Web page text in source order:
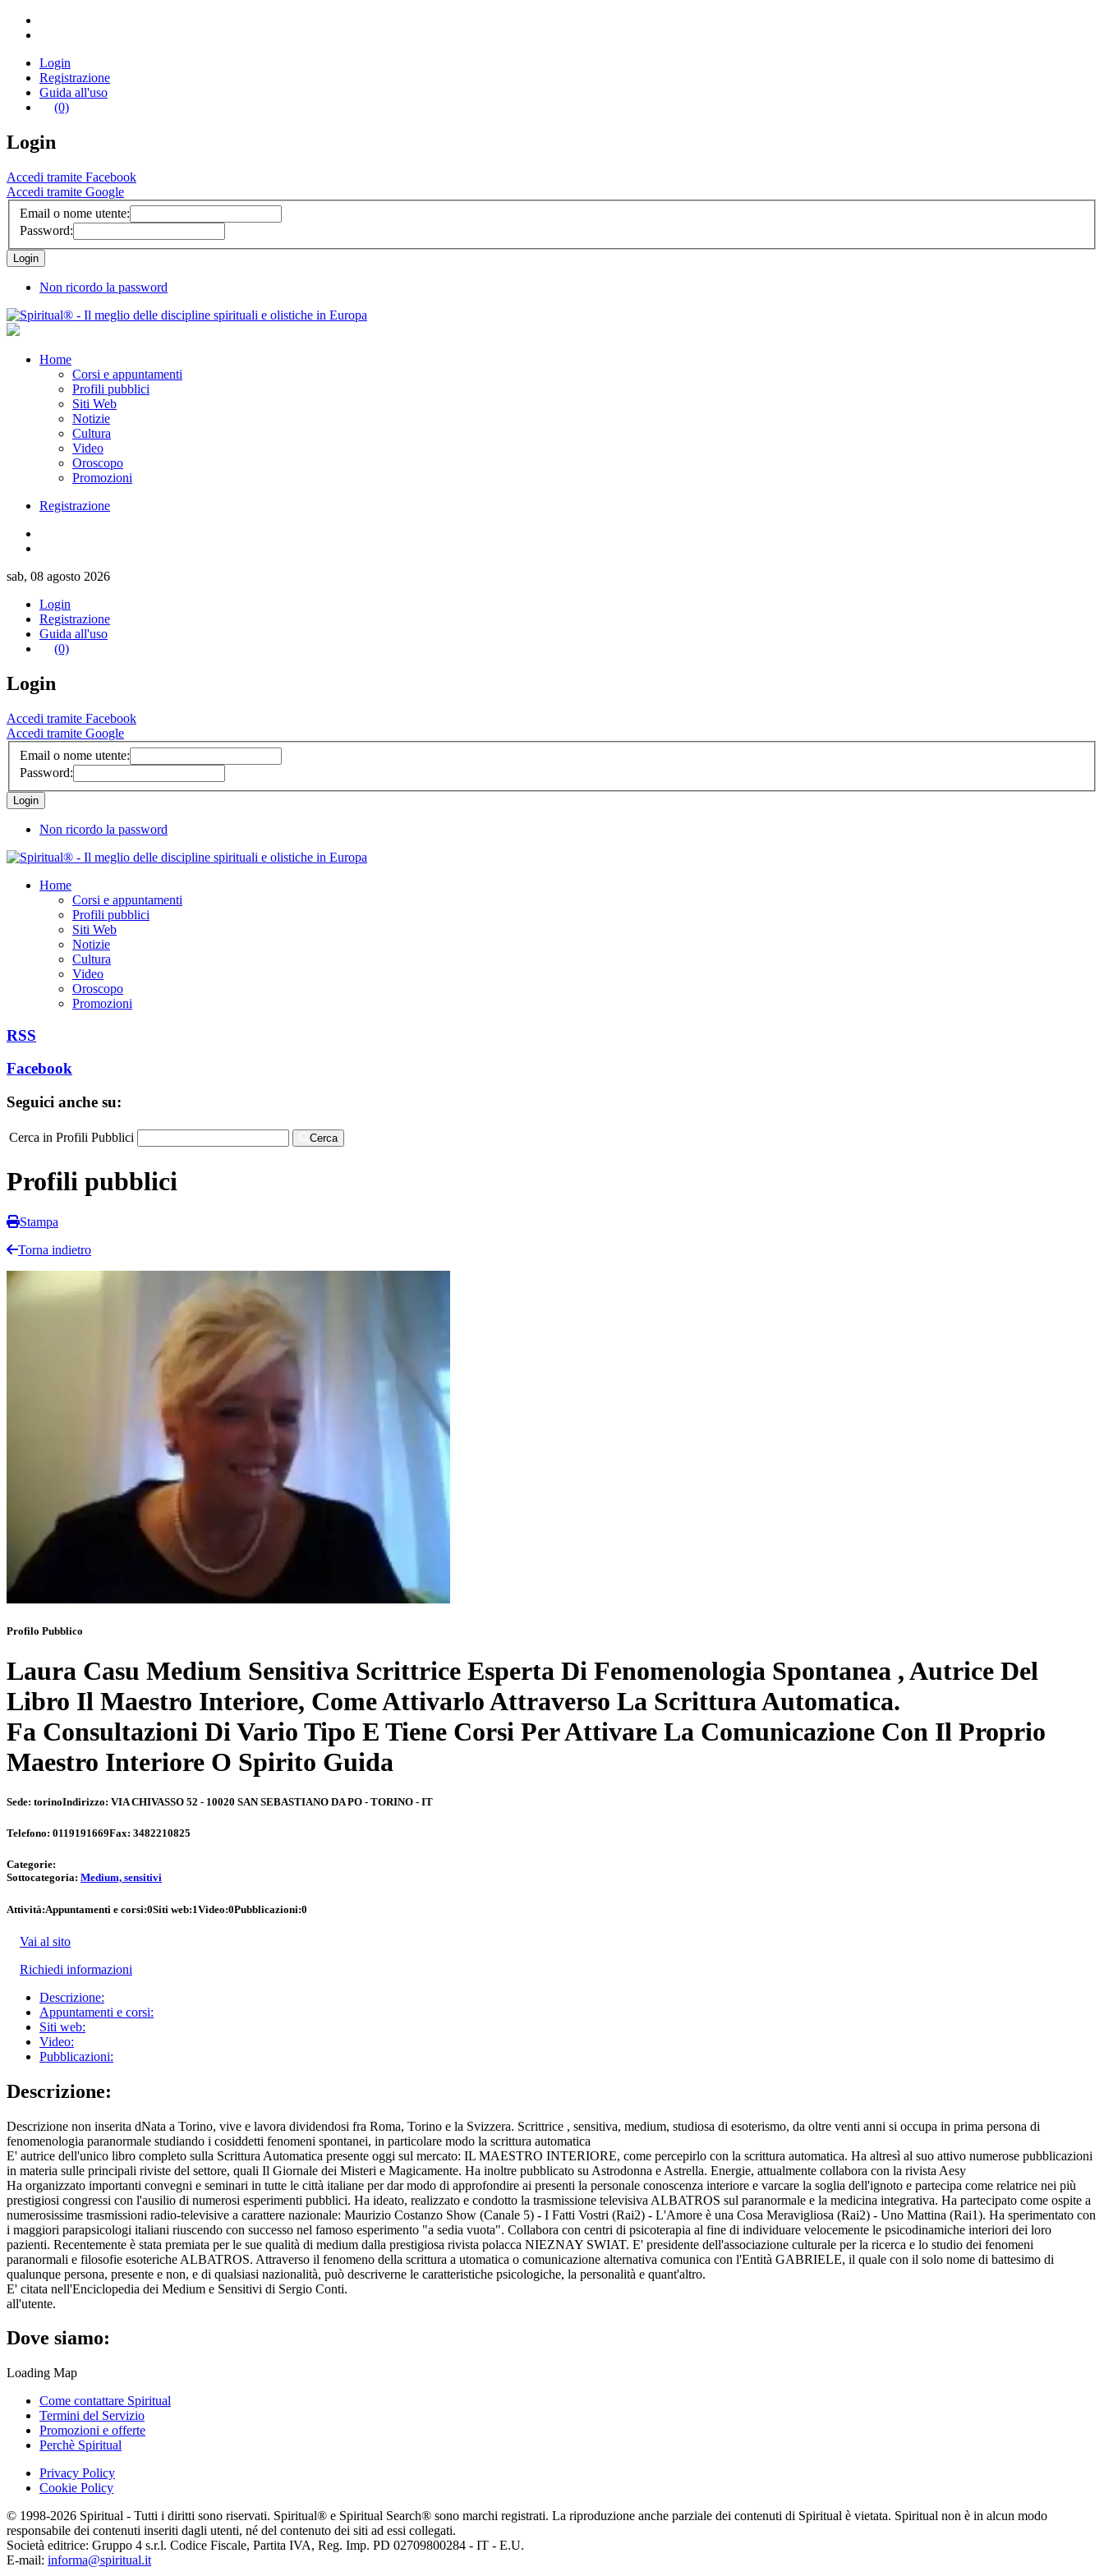
Login
Registrazione
Guida all'uso
(0)
Login
Accedi tramite Facebook
Accedi tramite Google
Email o nome utente:
Password:
Non ricordo la password
Home
Corsi e appuntamenti
Profili pubblici
Siti Web
Notizie
Cultura
Video
Oroscopo
Promozioni
Registrazione
sab, 08 agosto 2026
Login
Registrazione
Guida all'uso
(0)
Login
Accedi tramite Facebook
Accedi tramite Google
Email o nome utente:
Password:
Non ricordo la password
Home
Corsi e appuntamenti
Profili pubblici
Siti Web
Notizie
Cultura
Video
Oroscopo
Promozioni
RSS
Facebook
Seguici anche su:
Cerca in Profili Pubblici Cerca
Profili pubblici
Stampa
Torna indietro
Profilo Pubblico
Laura Casu Medium Sensitiva Scrittrice Esperta Di Fenomenologia Spontanea , Autrice Del
Libro Il Maestro Interiore, Come Attivarlo Attraverso La Scrittura Automatica.
Fa Consultazioni Di Vario Tipo E Tiene Corsi Per Attivare La Comunicazione Con Il Proprio
Maestro Interiore O Spirito Guida
Sede: torinoIndirizzo: VIA CHIVASSO 52 - 10020 SAN SEBASTIANO DA PO - TORINO - IT
Telefono: 0119191669Fax: 3482210825
Categorie:
Sottocategoria: Medium, sensitivi
Attività:Appuntamenti e corsi:0Siti web:1Video:0Pubblicazioni:0
Vai al sito
Richiedi informazioni
Descrizione:
Appuntamenti e corsi:
Siti web:
Video:
Pubblicazioni:
Descrizione:
Descrizione non inserita dNata a Torino, vive e lavora dividendosi fra Roma, Torino e la Svizzera. Scrittrice , sensitiva, medium, studiosa di esoterismo, da oltre venti anni si occupa in prima persona di
fenomenologia paranormale studiando i cosiddetti fenomeni spontanei, in particolare modo la scrittura automatica
E' autrice dell'unico libro completo sulla Scrittura Automatica presente oggi sul mercato: IL MAESTRO INTERIORE, come percepirlo con la scrittura automatica. Ha altresì al suo attivo numerose pubblicazioni
in materia sulle principali riviste del settore, quali Il Giornale dei Misteri e Magicamente. Ha inoltre pubblicato su Astrodonna e Astrella. Energie, attualmente collabora con la rivista Aesy
Ha organizzato importanti convegni e seminari in tutte le città italiane per dar modo di approfondire ai presenti la personale conoscenza interiore e varcare la soglia dell'ignoto e partecipa come relatrice nei più
prestigiosi congressi con l'ausilio di numerosi esperimenti pubblici. Ha ideato, realizzato e condotto la trasmissione televisiva ALBATROS sul paranormale e la medicina integrativa. Ha partecipato come ospite a
numerosissime trasmissioni radio-televisive a carattere nazionale: Maurizio Costanzo Show (Canale 5) - I Fatti Vostri (Rai2) - L'Amore è una Cosa Meravigliosa (Rai2) - Uno Mattina (Rai1). Ha sperimentato con
i maggiori parapsicologi italiani riuscendo con successo nel famoso esperimento "a sedia vuota". Collabora con centri di psicoterapia al fine di individuare velocemente le psicodinamiche interiori dei loro
pazienti. Recentemente è stata premiata per le sue qualità di medium dalla prestigiosa rivista polacca NIEZNAY SWIAT. E' presidente dell'associazione culturale per la ricerca e lo studio dei fenomeni
paranormali e filosofie esoteriche ALBATROS. Attraverso il fenomeno della scrittura a utomatica o comunicazione alternativa comunica con l'Entità GABRIELE, il quale con il solo nome di battesimo di
qualunque persona, presente e non, e di qualsiasi nazionalità, può descriverne le caratteristiche psicologiche, la personalità e quant'altro.
E' citata nell'Enciclopedia dei Medium e Sensitivi di Sergio Conti.
all'utente.
Dove siamo:
Loading Map
Come contattare Spiritual
Termini del Servizio
Promozioni e offerte
Perchè Spiritual
Privacy Policy
Cookie Policy
© 1998-2026 Spiritual - Tutti i diritti sono riservati. Spiritual® e Spiritual Search® sono marchi registrati. La riproduzione anche parziale dei contenuti di Spiritual è vietata. Spiritual non è in alcun modo
responsabile dei contenuti inseriti dagli utenti, né del contenuto dei siti ad essi collegati.
Società editrice: Gruppo 4 s.r.l. Codice Fiscale, Partita IVA, Reg. Imp. PD 02709800284 - IT - E.U.
E-mail: informa@spiritual.it